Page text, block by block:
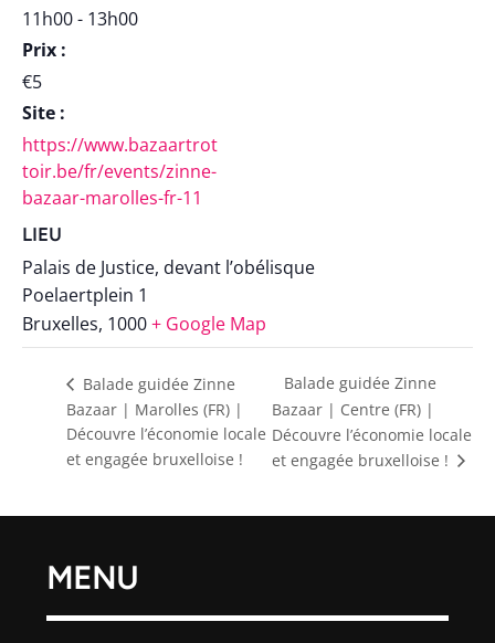
11h00 - 13h00
Prix :
€5
Site :
https://www.bazaartrot
toir.be/fr/events/zinne-
bazaar-marolles-fr-11
LIEU
Palais de Justice, devant l’obélisque
Poelaertplein 1
Bruxelles, 1000+ Google Map
Balade guidée Zinne
Bazaar | Marolles (FR) |
Découvre l’économie locale
et engagée bruxelloise !
Balade guidée Zinne
Bazaar | Centre (FR) |
Découvre l’économie locale
et engagée bruxelloise !
MENU